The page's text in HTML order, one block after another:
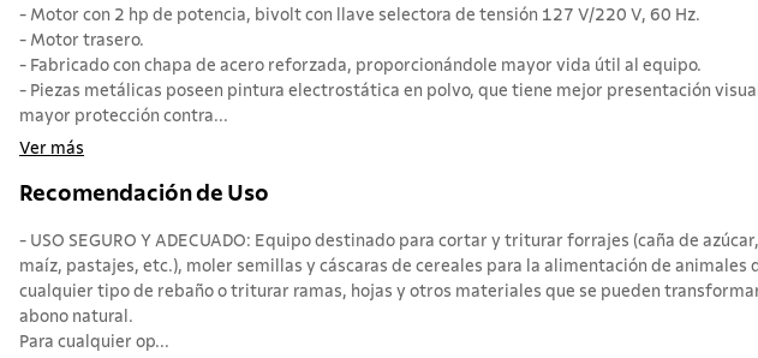
- Motor con 2 hp de potencia, bivolt con llave selectora de tensión 127 V/220 V, 60 Hz.
- Motor trasero.
- Fabricado con chapa de acero reforzada, proporcionándole mayor vida útil al equipo.
- Piezas metálicas poseen pintura electrostática en polvo, que tiene mejor presentación
mayor protección contra...
Ver más
Recomendación de Uso
- USO SEGURO Y ADECUADO: Equipo destinado para cortar y triturar forrajes (caña de azúcar,
maíz, pastajes, etc.), moler semillas y cáscaras de cereales para la alimentación de animales
cualquier tipo de rebaño o triturar ramas, hojas y otros materiales que se pueden
abono natural.
Para cualquier op...